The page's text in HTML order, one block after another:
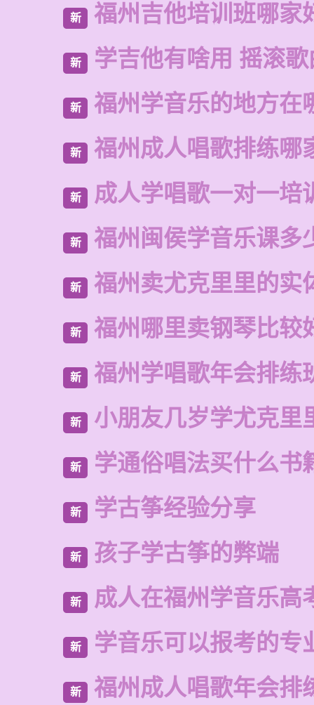
新 福州吉他培训班哪家
新 学吉他有啥用 摇滚歌
新 福州学音乐的地方在
新 福州成人唱歌排练哪
新 成人学唱歌一对一培
新 福州闽侯学音乐课多
新 福州卖尤克里里的实
新 福州哪里卖钢琴比较
新 福州学唱歌年会排练
新 小朋友几岁学尤克里
新 学通俗唱法买什么书
新 学古筝经验分享
新 孩子学古筝的弊端
新 成人在福州学音乐高
新 学音乐可以报考的专
新 福州成人唱歌年会排